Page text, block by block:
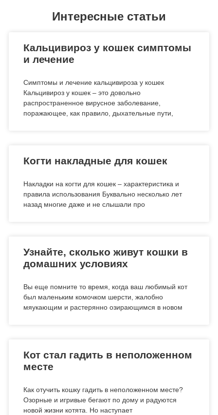
Интересные статьи
Кальцивироз у кошек симптомы
и лечение
Симптомы и лечение кальцивироза у кошек
Кальцивироз у кошек – это довольно
распространенное вирусное заболевание,
поражающее, как правило, дыхательные пути,
Когти накладные для кошек
Накладки на когти для кошек – характеристика и
правила использования Буквально несколько лет
назад многие даже и не слышали про
Узнайте, сколько живут кошки в
домашних условиях
Вы еще помните то время, когда ваш любимый кот
был маленьким комочком шерсти, жалобно
мяукающим и растерянно озирающимся в новом
Кот стал гадить в неположенном
месте
Как отучить кошку гадить в неположенном месте?
Озорные и игривые бегают по дому и радуются
новой жизни котята. Но наступает